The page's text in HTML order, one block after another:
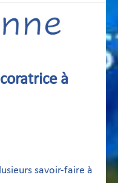
à
savoir-faire à